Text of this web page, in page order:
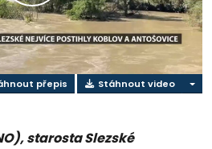
video
přepis Stáhnout video
starosta Slezské